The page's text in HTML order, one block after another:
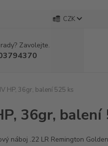
CZK
Zavolejte.
HP, 36gr, balení 525 ks
36gr, balení
náboj .22 LR Remington